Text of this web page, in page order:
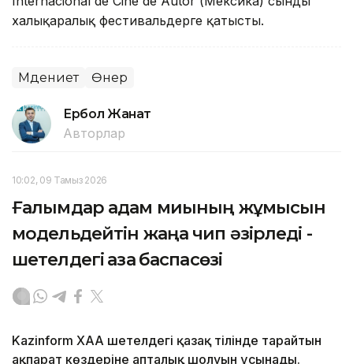
халықаралық фестивальдерге қатысты.
Мәдениет Өнер
Ербол Жанат
Авторлар
10:02, 09 Тамыз 2026
Ғалымдар адам миының жұмысын
модельдейтін жаңа чип әзірледі -
шетелдегі қазақ баспасөзі
Kazinform ХАА шетелдегі қазақ тілінде тарайтын
ақпарат көздеріне апталық шолуын ұсынады.